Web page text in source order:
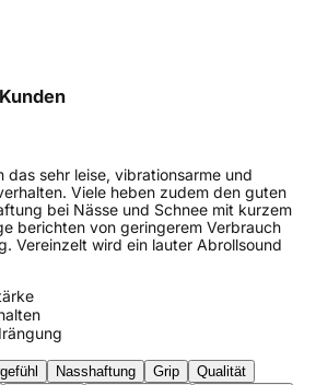
das sehr leise, vibrationsarme und
Viele heben zudem den guten
bei Nässe und Schnee mit kurzem
berichten von geringerem Verbrauch
Vereinzelt wird ein lauter Abrollsound
Nasshaftung Grip
Qualität